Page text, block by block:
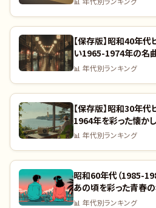
【保存版】昭和40年代
い1965-1974年の名
完全リスト
📊 年代別ランキング
【保存版】昭和30年代
1964年を彩った懐か
すか？｜全曲リスト付き
📊 年代別ランキング
昭和60年代（1985-
あの頃を彩った青春
📊 年代別ランキング